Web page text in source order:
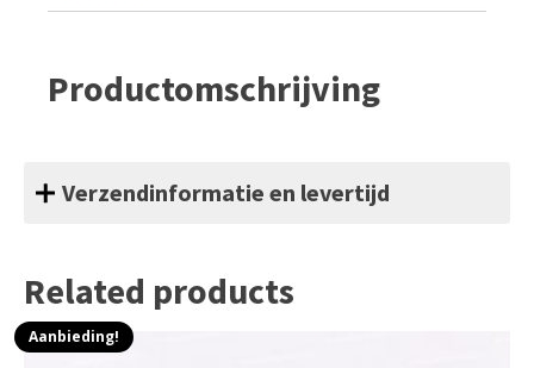
Productomschrijving
Verzendinformatie en levertijd
Related products
Aanbieding!